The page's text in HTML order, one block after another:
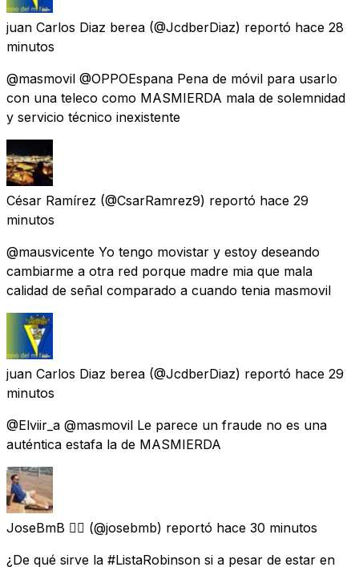
juan Carlos Diaz berea (@JcdberDiaz) reportó hace 28
minutos
@masmovil @OPPOEspana Pena de móvil para usarlo
con una teleco como MASMIERDA mala de solemnidad
y servicio técnico inexistente
César Ramírez (@CsarRamrez9) reportó hace 29
minutos
@mausvicente Yo tengo movistar y estoy deseando
cambiarme a otra red porque madre mia que mala
calidad de señal comparado a cuando tenia masmovil
juan Carlos Diaz berea (@JcdberDiaz) reportó hace 29
minutos
@Elviir_a @masmovil Le parece un fraude no es una
auténtica estafa la de MASMIERDA
JoseBmB 🏳️‍🌈 (@josebmb) reportó hace 30 minutos
¿De qué sirve la #ListaRobinson si a pesar de estar en